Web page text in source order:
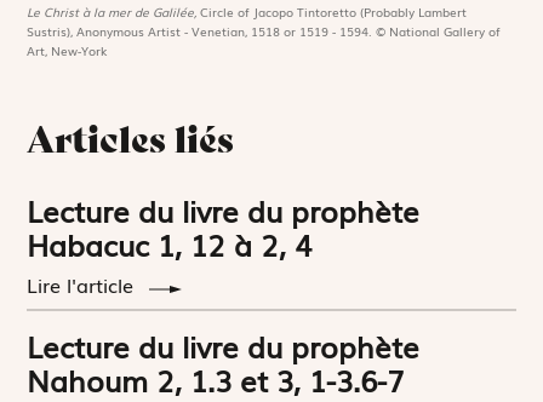
Le Christ à la mer de Galilée,Circle of Jacopo Tintoretto (Probably Lambert
Sustris), Anonymous Artist - Venetian, 1518 or 1519 - 1594. © National Gallery of
Art, New-York
Articles liés
Lecture du livre du prophète
Habacuc 1, 12 à 2, 4
Lire l'article
Lecture du livre du prophète
Nahoum 2, 1.3 et 3, 1-3.6-7